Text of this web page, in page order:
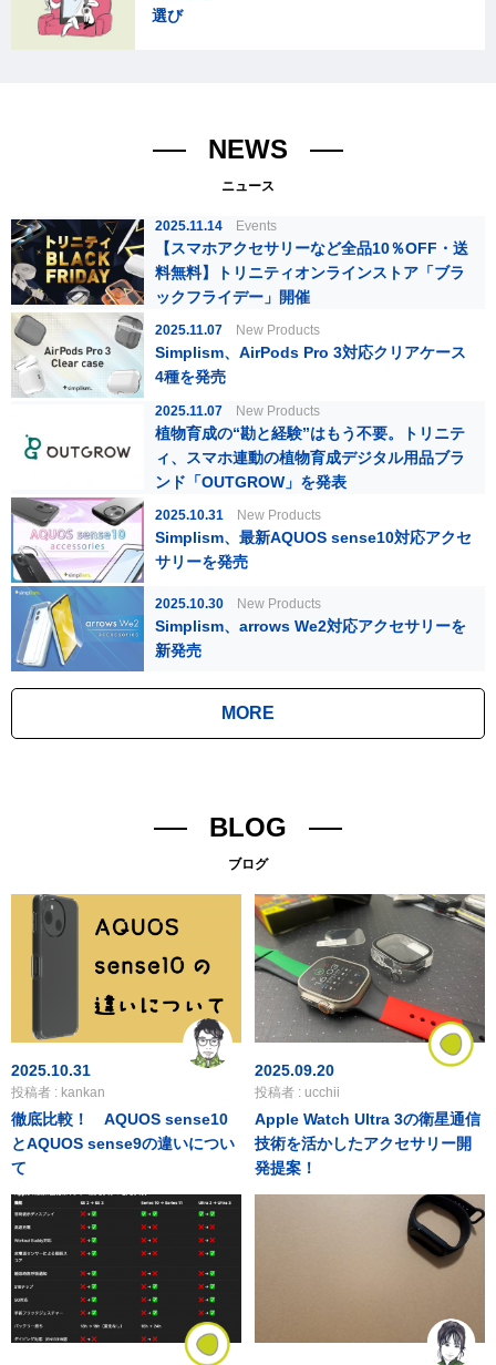
選び
NEWS
ニュース
2025.11.14 Events
【スマホアクセサリーなど全品10％OFF・送
料無料】トリニティオンラインストア「ブラ
ックフライデー」開催
2025.11.07 New Products
Simplism、AirPods Pro 3対応クリアケース
4種を発売
2025.11.07 New Products
植物育成の“勘と経験”はもう不要。トリニテ
ィ、スマホ連動の植物育成デジタル用品ブラ
ンド「OUTGROW」を発表
2025.10.31 New Products
Simplism、最新AQUOS sense10対応アクセ
サリーを発売
2025.10.30 New Products
Simplism、arrows We2対応アクセサリーを
新発売
MORE
BLOG
ブログ
2025.10.31
投稿者 : kankan
徹底比較！ AQUOS sense10
とAQUOS sense9の違いについ
て
2025.09.20
投稿者 : ucchii
Apple Watch Ultra 3の衛星通信
技術を活かしたアクセサリー開
発提案！